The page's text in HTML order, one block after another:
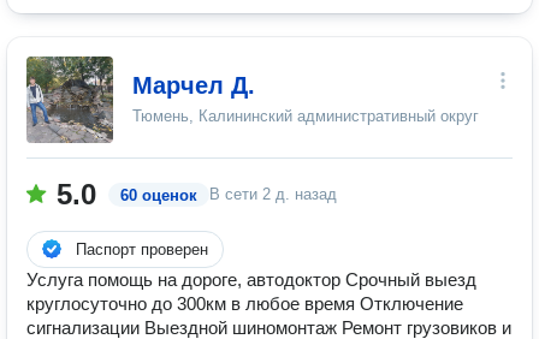
Марчел Д.
Тюмень, Калининский административный округ
5.0 60 оценок В сети 2 д. назад
Паспорт проверен
Услуга помощь на дороге, автодоктор Срочный выезд
круглосуточно до 300км в любое время Отключение
сигнализации Выездной шиномонтаж Ремонт грузовиков и